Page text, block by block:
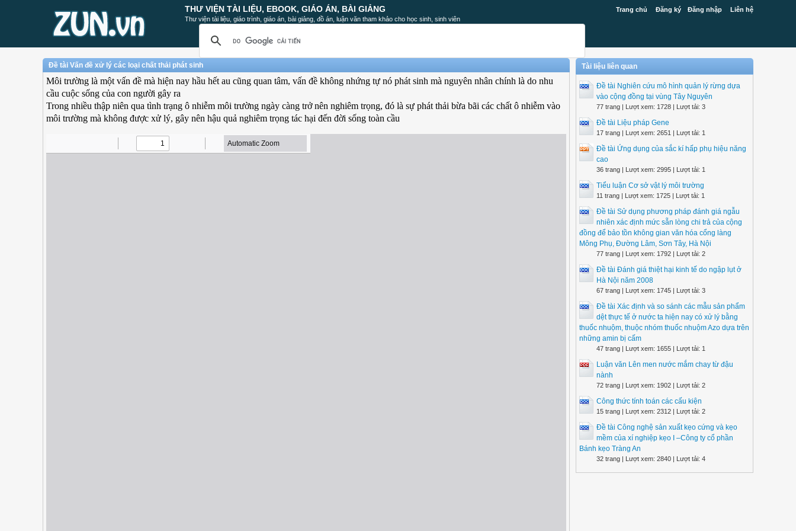
Trang chủ Đăng ký Đăng nhập Liên hệ
THƯ VIỆN TÀI LIỆU, EBOOK, GIÁO ÁN, BÀI GIẢNG
Thư viện tài liệu, giáo trình, giáo án, bài giảng, đồ án, luận văn tham khảo cho học sinh, sinh viên
Đề tài Vấn đề xử lý các loại chất thải phát sinh
Môi trường là một vấn đề mà hiện nay hầu hết au cũng quan tâm, vấn đề không nhứng tự nó phát sinh mà nguyên nhân chính là do nhu
cầu cuộc sống của con người gây ra
Trong nhiều thập niên qua tình trạng ô nhiễm môi trường ngày càng trở nên nghiêm trọng, đó là sự phát thải bừa bãi các chất ô nhiễm vào
môi trường mà không được xử lý, gây nên hậu quả nghiêm trọng tác hại đến đời sống toàn cầu
Tài liệu liên quan
Đề tài Nghiên cứu mô hình quản lý rừng dựa
vào cộng đồng tại vùng Tây Nguyên
77 trang | Lượt xem: 1728 | Lượt tải: 3
Đề tài Liệu pháp Gene
17 trang | Lượt xem: 2651 | Lượt tải: 1
Đề tài Ứng dụng của sắc kí hấp phụ hiệu năng
cao
36 trang | Lượt xem: 2995 | Lượt tải: 1
Tiểu luận Cơ sở vật lý môi trường
11 trang | Lượt xem: 1725 | Lượt tải: 1
Đề tài Sử dụng phương pháp đánh giá ngẫu
nhiên xác định mức sẵn lòng chi trả của cộng
đồng để bảo tồn không gian văn hóa cổng làng
Mông Phụ, Đường Lâm, Sơn Tây, Hà Nội
77 trang | Lượt xem: 1792 | Lượt tải: 2
Đề tài Đánh giá thiệt hại kinh tế do ngập lụt ở
Hà Nội năm 2008
67 trang | Lượt xem: 1745 | Lượt tải: 3
Đề tài Xác định và so sánh các mẫu sản phẩm
dệt thực tế ở nước ta hiện nay có xử lý bằng
thuốc nhuộm, thuộc nhóm thuốc nhuộm Azo dựa trên
những amin bị cấm
47 trang | Lượt xem: 1655 | Lượt tải: 1
Luận văn Lên men nước mắm chay từ đậu
nành
72 trang | Lượt xem: 1902 | Lượt tải: 2
Công thức tính toán các cấu kiện
15 trang | Lượt xem: 2312 | Lượt tải: 2
Đề tài Công nghệ sản xuất kẹo cứng và kẹo
mềm của xí nghiệp kẹo I –Công ty cổ phần
Bánh kẹo Tràng An
32 trang | Lượt xem: 2840 | Lượt tải: 4